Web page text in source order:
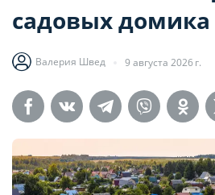
садовых домика
Валерия Швед 9 августа 2026 г.